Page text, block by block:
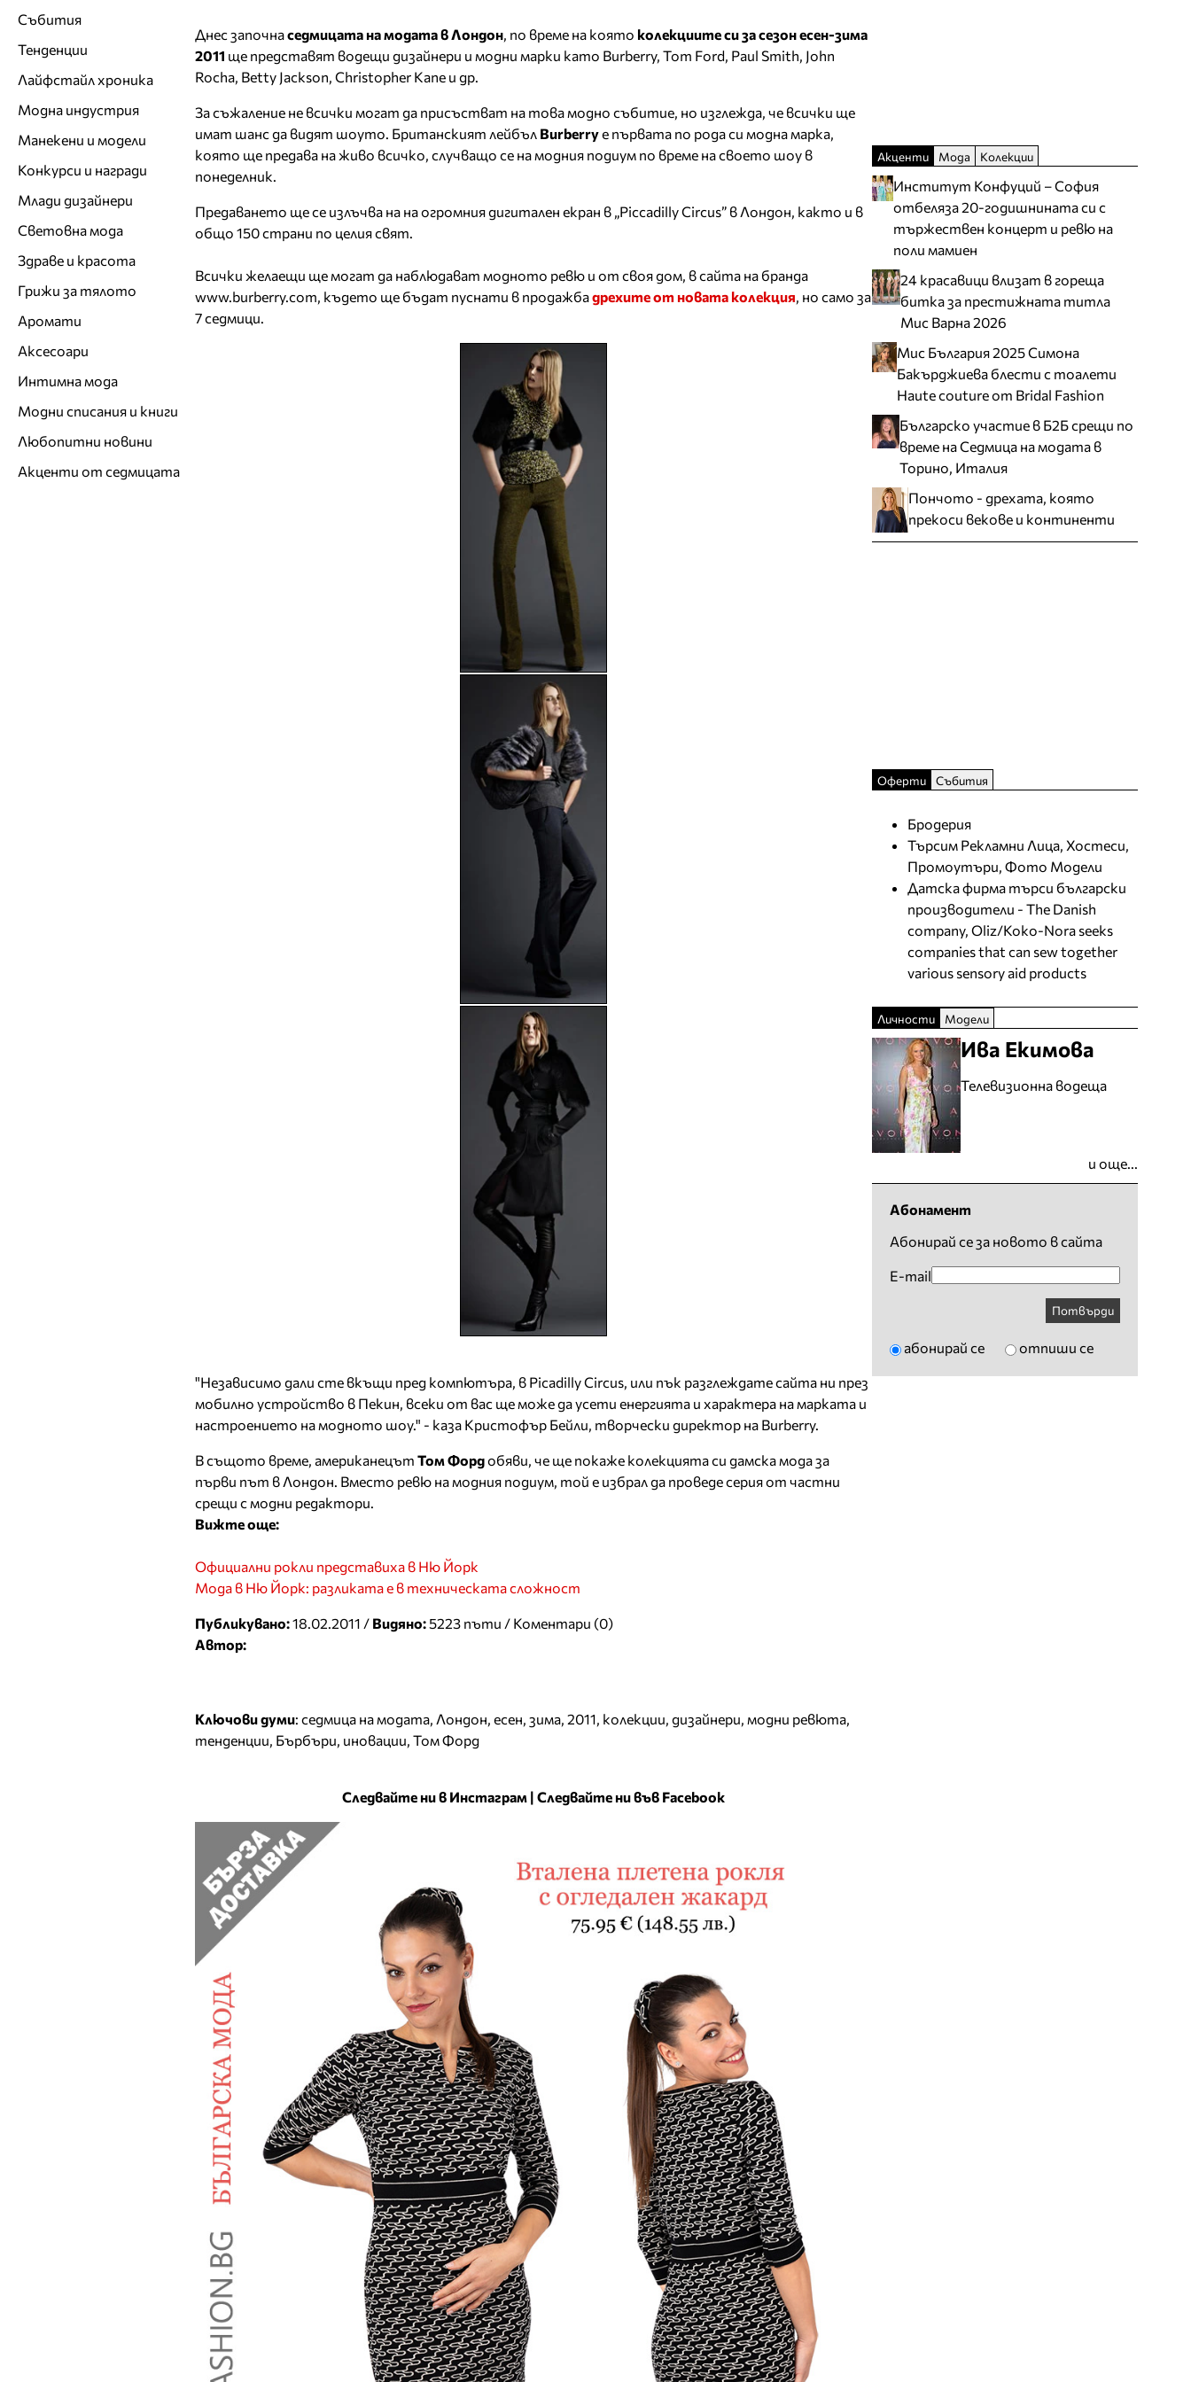
Днес започнаседмицата на модата в Лондон , по време на която колекциите си за сезон есен-зима
2011 ще представят водещи дизайнери и модни марки като Burberry, Tom Ford, Paul Smith, John
Rocha, Betty Jackson, Christopher Kane и др.
За съжаление не всички могат да присъстват на това модно събитие, но изглежда, че всички ще
имат шанс да видят шоуто. Британският лейбъл Burberryе първата по рода си модна марка,
която ще предава на живо всичко, случващо се на модния подиум по време на своето шоу в
понеделник.
Предаването ще се излъчва на на огромния дигитален екран в „Piccadilly Circus” в Лондон, както и в
общо 150 страни по целия свят.
Всички желаещи ще могат да наблюдават модното ревю и от своя дом, в сайта на бранда
www.burberry.com, където ще бъдат пуснати в продажбадрехите от новата колекция , но само за
7 седмици.
"Независимо дали сте вкъщи пред компютъра, в Picadilly Circus, или пък разглеждате сайта ни през
мобилно устройство в Пекин, всеки от вас ще може да усети енергията и характера на марката и
настроението на модното шоу." - каза Кристофър Бейли, творчески директор на Burberry.
В същото време, американецът Том Фордобяви, че ще покаже колекцията си дамска мода за
първи път в Лондон. Вместо ревю на модния подиум, той е избрал да проведе серия от частни
срещи с модни редактори.
Вижте още:
Официални рокли представиха в Ню Йорк
Мода в Ню Йорк: разликата е в техническата сложност
Публикувано:18.02.2011 / Видяно:5223 пъти / Коментари (0)
Автор:
Ключови думи: седмица на модата, Лондон, есен, зима, 2011, колекции, дизайнери, модни ревюта,
тенденции, Бърбъри, иновации, Том Форд
Следвайте ни в Инстаграм | Следвайте ни във Facebook
Събития
Тенденции
Лайфстайл хроника
Модна индустрия
Манекени и модели
Конкурси и награди
Млади дизайнери
Световна мода
Здраве и красота
Грижи за тялото
Аромати
Аксесоари
Интимна мода
Модни списания и книги
Любопитни новини
Акценти от седмицата
Акценти Мода Колекции
Институт Конфуций – София
отбеляза 20-годишнината си с
тържествен концерт и ревю на
поли мамиен
24 красавици влизат в гореща
битка за престижната титла
Мис Варна 2026
Мис България 2025 Симона
Бакърджиева блести с тоалети
Haute couture от Bridal Fashion
Българско участие в Б2Б срещи по
време на Седмица на модата в
Торино, Италия
Пончото - дрехата, която
прекоси векове и континенти
Оферти Събития
Бродерия
Търсим Рекламни Лица, Хостеси,
Промоутъри, Фото Модели
Датска фирма търси български
производители - The Danish
company, Oliz/Koko-Nora seeks
companies that can sew together
various sensory aid products
Личности Модели
Ива Екимова
Телевизионна водеща
и още...
Абонамент
Абонирай се за новото в сайта
E-mail
Потвърди
абонирай се отпиши се